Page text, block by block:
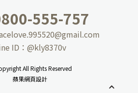
555-757
ID： @kly8370v
All Rights Reserved
蘋果網頁設計